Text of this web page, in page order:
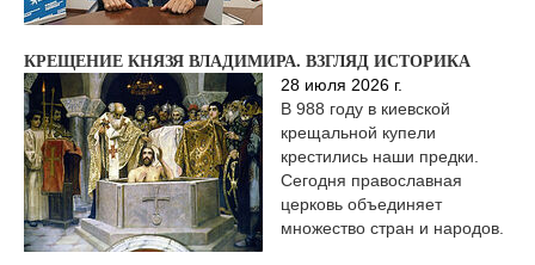
КРЕЩЕНИЕ КНЯЗЯ ВЛАДИМИРА. ВЗГЛЯД ИСТОРИКА
28 июля 2026 г.
В 988 году в киевской
крещальной купели
крестились наши предки.
Сегодня православная
церковь объединяет
множество стран и народов.